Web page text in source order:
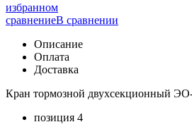
избранном
сравнениеВ сравнении
Описание
Оплата
Доставка
Кран тормозной двухсекционный ЭО-
позиция 4